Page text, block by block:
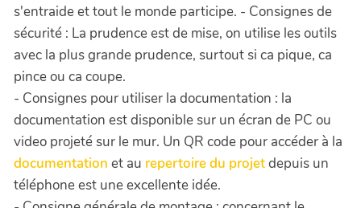
s'entraide et tout le monde participe. - Consignes de
sécurité : La prudence est de mise, on utilise les outils
avec la plus grande prudence, surtout si ca pique, ca
pince ou ca coupe.
- Consignes pour utiliser la documentation : la
documentation est disponible sur un écran de PC ou
video projeté sur le mur. Un QR code pour accéder à la
documentation et au repertoire du projetdepuis un
téléphone est une excellente idée.